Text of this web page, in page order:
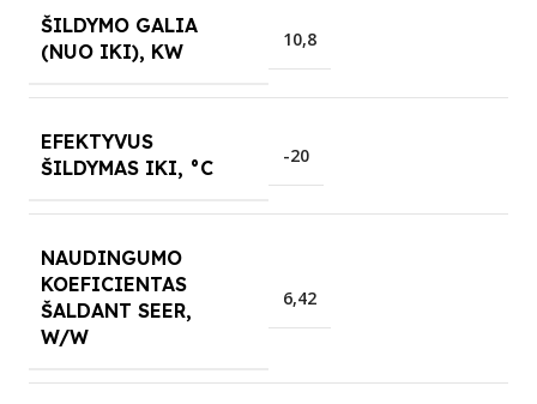
ŠILDYMO GALIA
(NUO IKI), KW
10,8
EFEKTYVUS
ŠILDYMAS IKI, °C
-20
NAUDINGUMO
KOEFICIENTAS
ŠALDANT SEER,
W/W
6,42